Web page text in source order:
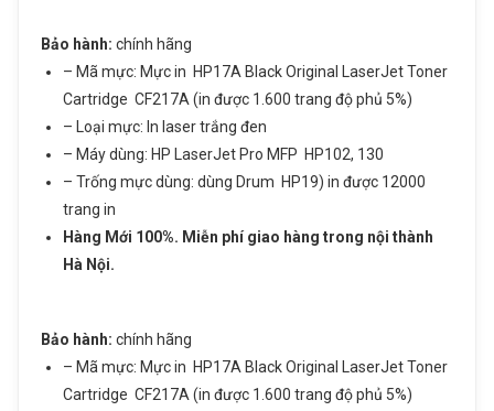
Bảo hành: chính hãng
– Mã mực: Mực in HP17A Black Original LaserJet Toner
Cartridge CF217A (in được 1.600 trang độ phủ 5%)
– Loại mực: In laser trắng đen
– Máy dùng: HP LaserJet Pro MFP HP102, 130
– Trống mực dùng: dùng Drum HP19) in được 12000
trang in
Hàng Mới 100%. Miễn phí giao hàng trong nội thành
Hà Nội.
Bảo hành: chính hãng
– Mã mực: Mực in HP17A Black Original LaserJet Toner
Cartridge CF217A (in được 1.600 trang độ phủ 5%)
ĐĂNG KÝ TƯ VẤN
Họ và tên
Số điện thoại
Nhu cầu cần tư vấn
Sản phẩm vừa được thêm vào giỏ
hàng
Mực in laser đen trắng HP17A (CF217A)
– Dùng cho máy HP Pro M102a/ 102w/
130a/ 130fn/ 130fw/ 130nw
Giỏ hàng hiện có:
Tiếp tục mua hàng